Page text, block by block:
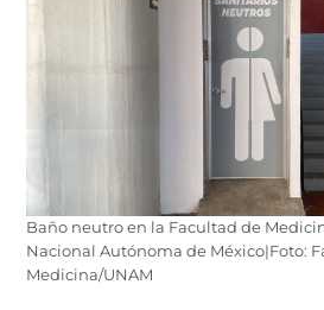
Baño neutro en la Facultad de
Nacional Autónoma de México|Foto:
Medicina/UNAM